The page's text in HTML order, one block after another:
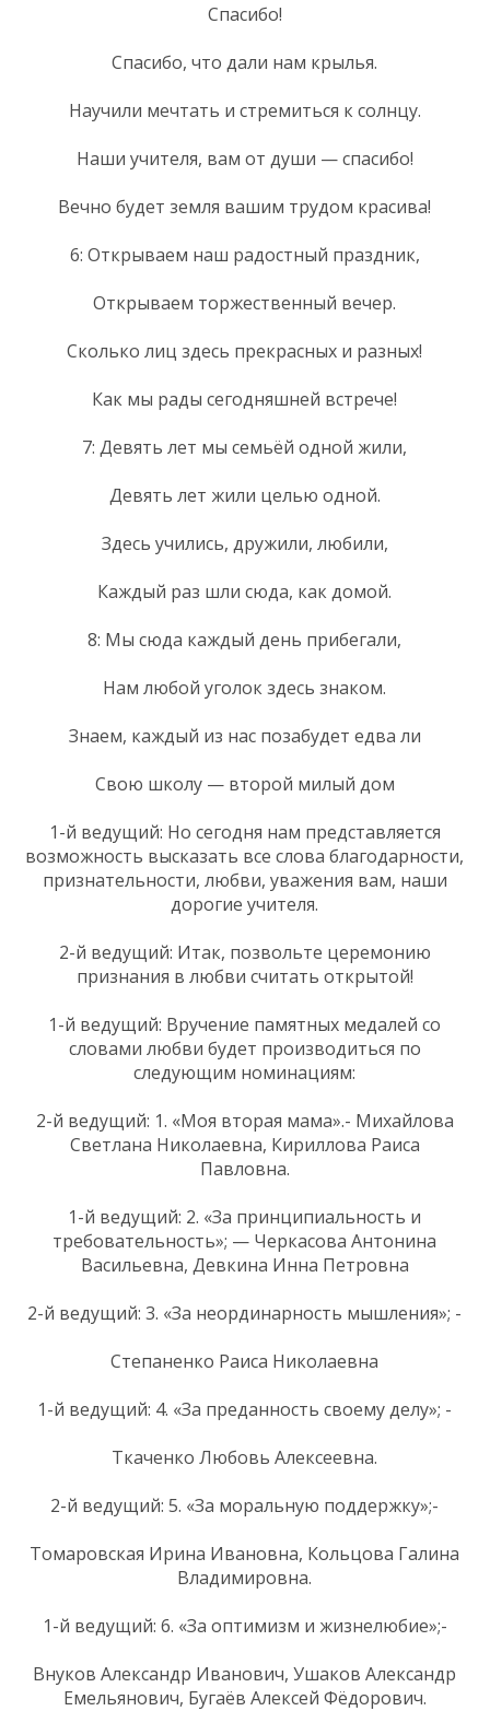
Спасибо!
Спасибо, что дали нам крылья.
Научили мечтать и стремиться к солнцу.
Наши учителя, вам от души — спасибо!
Вечно будет земля вашим трудом красива!
6: Открываем наш радостный праздник,
Открываем торжественный вечер.
Сколько лиц здесь прекрасных и разных!
Как мы рады сегодняшней встрече!
7: Девять лет мы семьёй одной жили,
Девять лет жили целью одной.
Здесь учились, дружили, любили,
Каждый раз шли сюда, как домой.
8: Мы сюда каждый день прибегали,
Нам любой уголок здесь знаком.
Знаем, каждый из нас позабудет едва ли
Свою школу — второй милый дом
1-й ведущий: Но сегодня нам представляется
возможность высказать все слова благодарности,
признательности, любви, уважения вам, наши
дорогие учителя.
2-й ведущий: Итак, позвольте церемонию
признания в любви считать открытой!
1-й ведущий: Вручение памятных медалей со
словами любви будет производиться по
следующим номинациям:
2-й ведущий: 1. «Моя вторая мама».- Михайлова
Светлана Николаевна, Кириллова Раиса
Павловна.
1-й ведущий: 2. «За принципиальность и
требовательность»; — Черкасова Антонина
Васильевна, Девкина Инна Петровна
2-й ведущий: 3. «За неординарность мышления»; -
Степаненко Раиса Николаевна
1-й ведущий: 4. «За преданность своему делу»; -
Ткаченко Любовь Алексеевна.
2-й ведущий: 5. «За моральную поддержку»;-
Томаровская Ирина Ивановна, Кольцова Галина
Владимировна.
1-й ведущий: 6. «За оптимизм и жизнелюбие»;-
Внуков Александр Иванович, Ушаков Александр
Емельянович, Бугаёв Алексей Фёдорович.